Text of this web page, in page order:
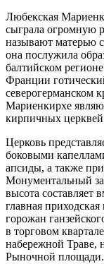
Любекская
сыграла огромную
называют матерью
она послужила
балтийском
Франции
северогерманском
Мариенкирхе
кирпичных
Церковь
боковыми
апсиды, а также
Монументальный
высота составляет
главная
горожан
в торговом
набережной Траве,
Рыночной площади.